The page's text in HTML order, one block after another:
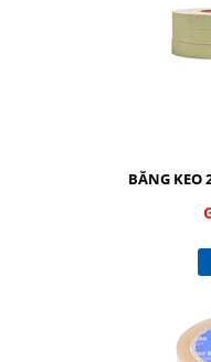
BĂNG KEO